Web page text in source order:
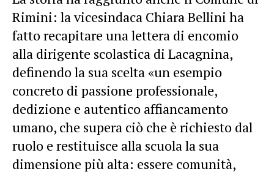
Rimini: la vicesindaca Chiara Bellini ha
fatto recapitare una lettera di encomio
alla dirigente scolastica di Lacagnina,
definendo la sua scelta «un esempio
concreto di passione professionale,
dedizione e autentico affiancamento
umano, che supera ciò che è richiesto dal
ruolo e restituisce alla scuola la sua
dimensione più alta: essere comunità,